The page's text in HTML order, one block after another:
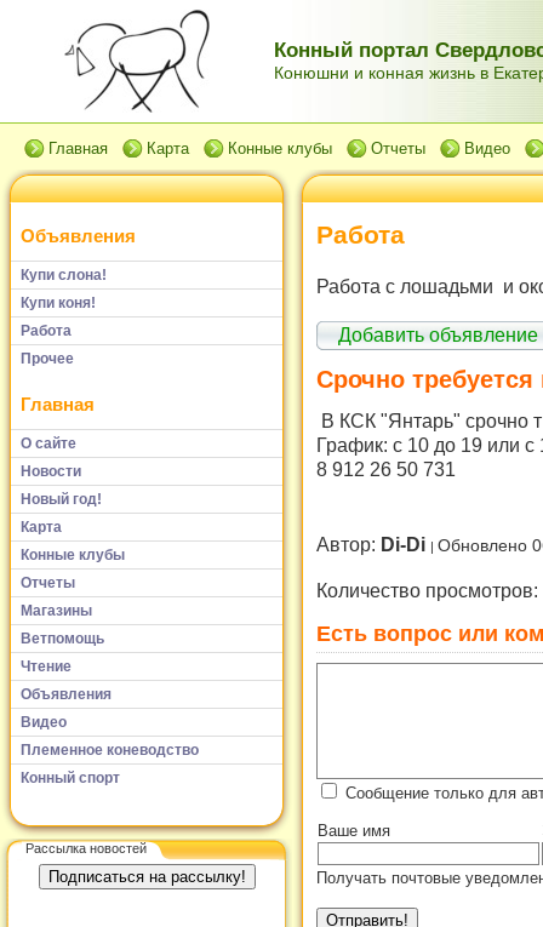
Конный портал
Конюшни и конная жизнь в
Главная Карта Конные клубы Отчеты Видео
Объявления
Купи слона!
Купи коня!
Работа
Прочее
Главная
О сайте
Новости
Новый год!
Карта
Конные клубы
Отчеты
Магазины
Ветпомощь
Чтение
Объявления
Видео
Племенное коневодство
Конный спорт
Рассылка новостей
Работа
Работа с лошадьми и
Добавить объявление
Срочно требуется
В КСК "Янтарь" срочно
График: с 10 до 19 или с
8 912 26 50 731
Автор: Di-Di Обновлено
Количество просмотров:
Есть вопрос или
Сообщение только для
Ваше имя
Получать почтовые